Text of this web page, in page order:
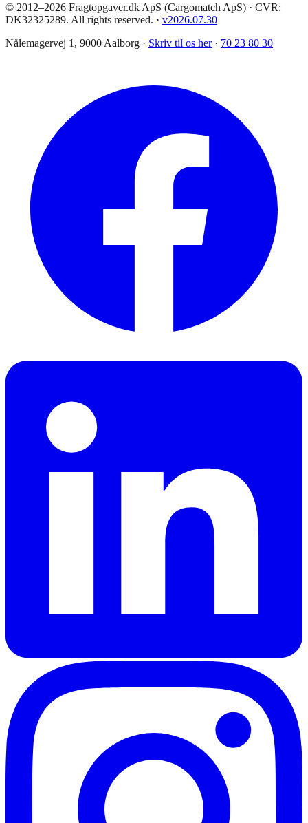
© 2012–2026 Fragtopgaver.dk ApS (Cargomatch ApS) · CVR:
DK32325289. All rights reserved. · v2026.07.30
Nålemagervej 1, 9000 Aalborg · Skriv til os her · 70 23 80 30